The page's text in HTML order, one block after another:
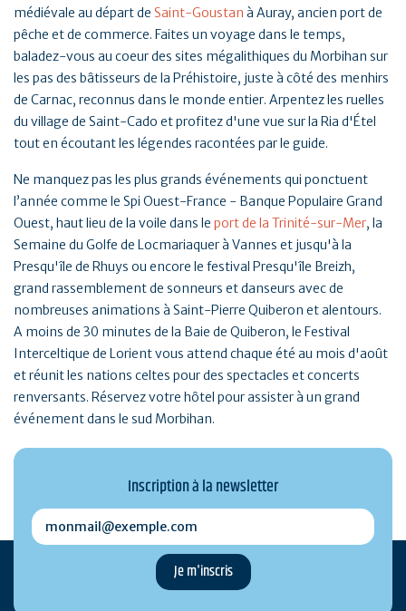
médiévale au départ de Saint-Goustan à Auray, ancien port de
pêche et de commerce. Faites un voyage dans le temps,
baladez-vous au coeur des sites mégalithiques du Morbihan sur
les pas des bâtisseurs de la Préhistoire, juste à côté des menhirs
de Carnac, reconnus dans le monde entier. Arpentez les ruelles
du village de Saint-Cado et profitez d'une vue sur la Ria d'Étel
tout en écoutant les légendes racontées par le guide.
Ne manquez pas les plus grands événements qui ponctuent
l’année comme le Spi Ouest-France - Banque Populaire Grand
Ouest, haut lieu de la voile dans le port de la Trinité-sur-Mer, la
Semaine du Golfe de Locmariaquer à Vannes et jusqu'à la
Presqu'île de Rhuys ou encore le festival Presqu'île Breizh,
grand rassemblement de sonneurs et danseurs avec de
nombreuses animations à Saint-Pierre Quiberon et alentours.
A moins de 30 minutes de la Baie de Quiberon, le Festival
Interceltique de Lorient vous attend chaque été au mois d'août
et réunit les nations celtes pour des spectacles et concerts
renversants. Réservez votre hôtel pour assister à un grand
événement dans le sud Morbihan.
Inscription à la newsletter
monmail@exemple.com